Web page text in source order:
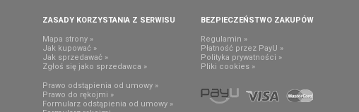
ZASADY KORZYSTANIA Z SERWISU
Mapa strony »
Jak kupować »
Jak sprzedawać »
Zgłoś się jako sprzedawca »
Prawo odstąpienia od umowy »
Prawo do rękojmi »
Formularz odstąpienia od umowy »
BEZPIECZEŃSTWO ZAKUPÓW
Regulamin »
Płatność przez PayU »
Polityka prywatności »
Pliki cookies »